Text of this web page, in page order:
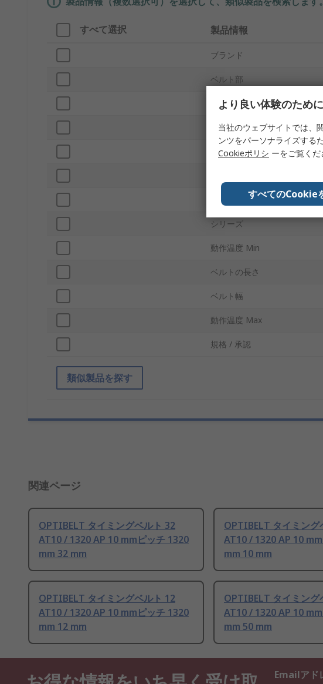
すべて選択 製品情報
ブランド
ベルト部
プロダクトタイプ
ピッチ
歯の数
コードスタイル
シリーズ
動作温度 Min
ベルトの長さ
ベルト幅
動作温度 Max
規格 / 承認
類似製品を探す
関連ページ
OPTIBELT タイミングベルト 32
AT10 / 1320 AP 10 mmピッチ 1320
mm 32 mm
OPTIBELT タイミング
AT10 / 1320 AP 10
mm 10 mm
OPTIBELT タイミングベルト 12
AT10 / 1320 AP 10 mmピッチ 1320
mm 12 mm
OPTIBELT タイミング
AT10 / 1320 AP 10
mm 50 mm
Emailアド
より良い体験のため
当社のウェブサイトでは、
ンツをパーソナライズする
Cookieポリシ ーをご覧くだ
すべてのCookie